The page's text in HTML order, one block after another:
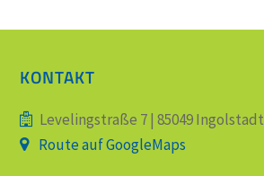
KONTAKT
Levelingstraße 7 | 85049 Ingolstadt
Route auf GoogleMaps